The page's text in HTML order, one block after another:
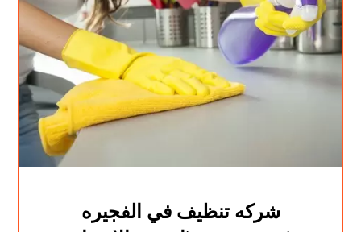
شركه تنظيف في الفجيره